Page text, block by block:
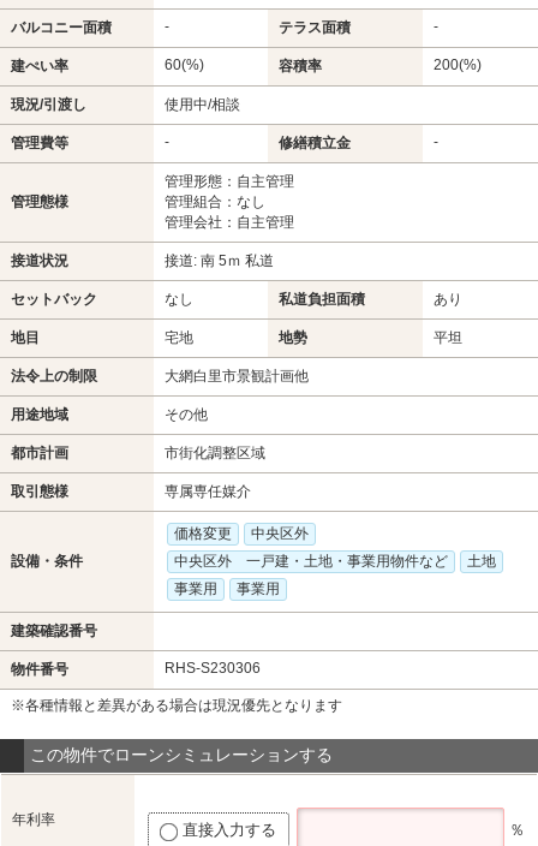
バルコニー面積 - テラス面積 -
建ぺい率 60(%) 容積率 200(%)
現況/引渡し 使用中/相談
管理費等 - 修繕積立金 -
管理態様
管理形態：自主管理
管理組合：なし
管理会社：自主管理
接道状況 接道: 南 5ｍ 私道
セットバック なし 私道負担面積 あり
地目 宅地 地勢 平坦
法令上の制限 大網白里市景観計画他
用途地域 その他
都市計画 市街化調整区域
取引態様 専属専任媒介
設備・条件
価格変更
中央区外
中央区外 一戸建・土地・事業用物件など
土地
事業用
事業用
建築確認番号
物件番号 RHS-S230306
※各種情報と差異がある場合は現況優先となります
この物件でローンシミュレーションする
年利率
直接入力する ％